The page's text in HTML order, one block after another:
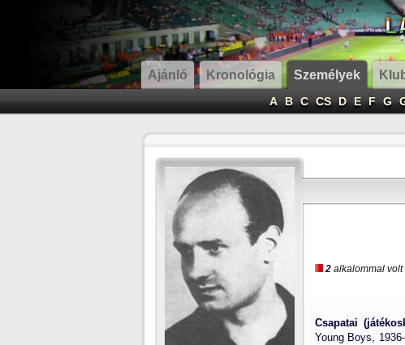
Ajánló Kronológia Személyek
A B C CS D E F G
2 alkalommal
Csapatai
Young Boys,